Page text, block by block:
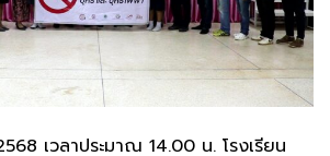
เวลาประมาณ 14.00 น. โรงเรียน